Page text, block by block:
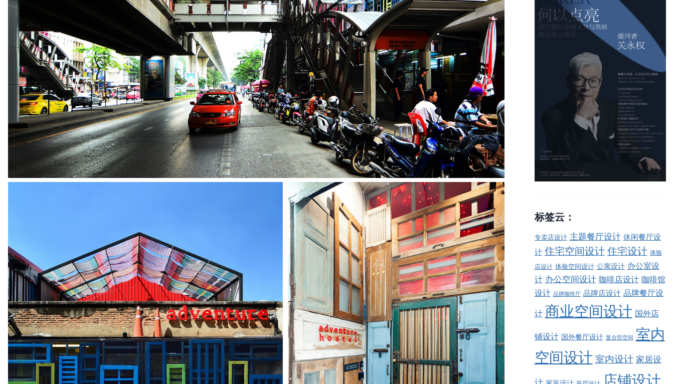
标签云：
专卖店设计 主题餐厅设计 休闲餐厅设
计 住宅空间设计 住宅设计 体验
店设计 体验空间设计 公寓设计 办公室设
计 办公空间设计 咖啡店设计 咖啡馆
设计 品牌咖啡厅 品牌店设计 品牌餐厅设
计 商业空间设计 国外店
铺设计 国外餐厅设计 复合型空间
室内
空间设计 室内设计 家居设
店铺设计